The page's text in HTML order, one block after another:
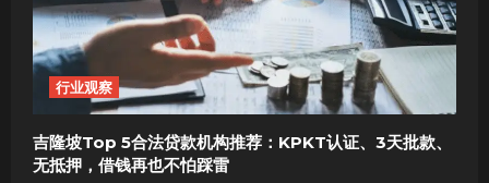
行业观察
吉隆坡Top 5合法贷款机构推荐：KPKT认证、3天批款、
无抵押，借钱再也不怕踩雷